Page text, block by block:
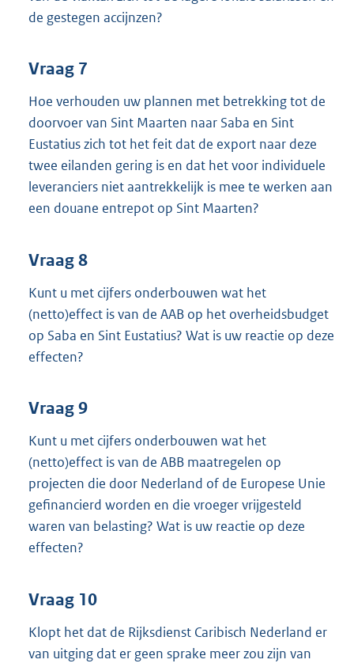
de gestegen accijnzen?
Vraag 7
Hoe verhouden uw plannen met betrekking tot de
doorvoer van Sint Maarten naar Saba en Sint
Eustatius zich tot het feit dat de export naar deze
twee eilanden gering is en dat het voor individuele
leveranciers niet aantrekkelijk is mee te werken aan
een douane entrepot op Sint Maarten?
Vraag 8
Kunt u met cijfers onderbouwen wat het
(netto)effect is van de AAB op het overheidsbudget
op Saba en Sint Eustatius? Wat is uw reactie op deze
effecten?
Vraag 9
Kunt u met cijfers onderbouwen wat het
(netto)effect is van de ABB maatregelen op
projecten die door Nederland of de Europese Unie
gefinancierd worden en die vroeger vrijgesteld
waren van belasting? Wat is uw reactie op deze
effecten?
Vraag 10
Klopt het dat de Rijksdienst Caribisch Nederland er
van uitging dat er geen sprake meer zou zijn van